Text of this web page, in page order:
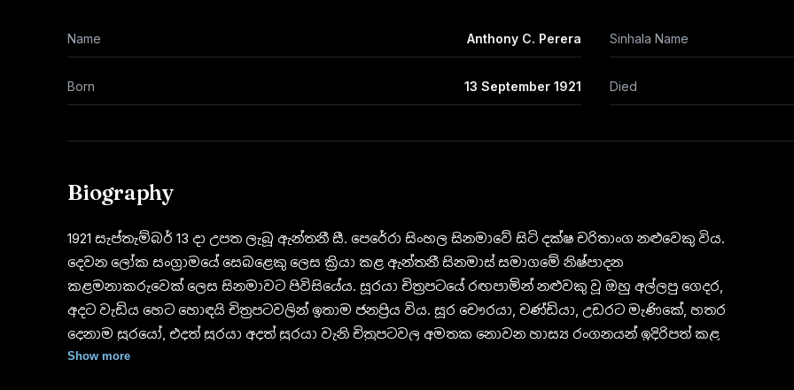
Name Anthony C. Perera Sinhala Name
Born 13 September 1921 Died
Biography
1921 සැප්තැම්බර් 13 දා උපත ලැබූ ඇන්තනී සී. පෙරේරා සිංහල සිනමාවේ සිටි දක්ෂ චරිතාංග නළුවෙකු විය.
දෙවන ලෝක සංග්‍රාමයේ සෙබළෙකු ලෙස ක්‍රියා කළ ඇන්තනී සිනමාස් සමාගමේ නිෂ්පාදන
කළමනාකරුවෙක් ලෙස සිනමාවට පිවිසියේය. සූරයා චිත්‍රපටයේ රඟපාමින් නළුවකු වූ ඔහු අල්ලපු ගෙදර,
අදට වැඩිය හෙට හොඳයි චිත්‍රපටවලින් ඉතාම ජනප්‍රිය විය. සූර චෞරයා, චණ්ඩියා, උඩරට මැණිකේ, හතර
දෙනාම සූරයෝ, එදත් සූරයා අදත් සූරයා වැනි චිත්‍රපටවල අමතක නොවන හාස්‍ය රංගනයන් ඉදිරිපත් කළ
මේ අපූර්ව රංගන ශිල්පියාගේ නම ඇසෙන විට පවා අදටත් මුවට සිනහවක් මතු වේ.
Show more